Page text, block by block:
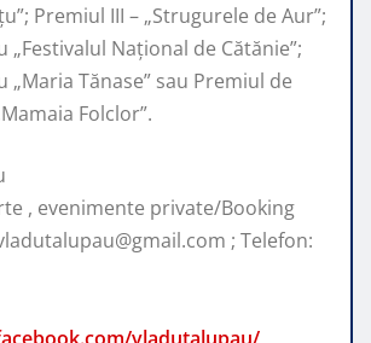
Premiul III – „Strugurele de Aur”;
„Festivalul Național de Cătănie”;
„Maria Tănase” sau Premiul de
Folclor”.
, evenimente private/Booking
; Telefon:
vladutalupau/